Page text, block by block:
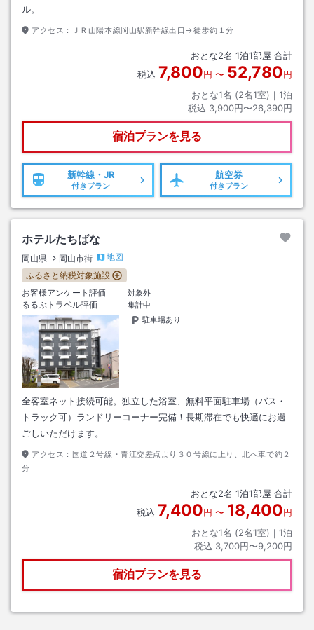
ル。
アクセス： ＪＲ山陽本線岡山駅新幹線出口→徒歩約１分
おとな2名 1泊1部屋 合計
税込 7,800円 〜 52,780円
おとな1名 (2名1室)｜ 1泊
税込 3,900円〜26,390円
宿泊プランを見る
新幹線・JR
付きプラン
航空券
付きプラン
ホテルたちばな
岡山県 岡山市街
地図
ふるさと納税対象施設
お客様アンケート評価
対象外
るるぶトラベル評価
集計中
駐車場あり
全客室ネット接続可能。独立した浴室、無料平面駐車場（バス・
トラック可）ランドリーコーナー完備！長期滞在でも快適にお過
ごしいただけます。
アクセス： 国道２号線・青江交差点より３０号線に上り、北へ車で約２
分
おとな2名 1泊1部屋 合計
税込 7,400円 〜 18,400円
おとな1名 (2名1室)｜ 1泊
税込 3,700円〜9,200円
宿泊プランを見る